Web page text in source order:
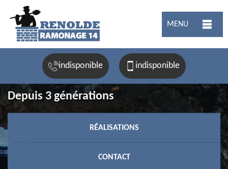
MENU
indisponible indisponible
Depuis 3 générations
RÉALISATIONS
CONTACT